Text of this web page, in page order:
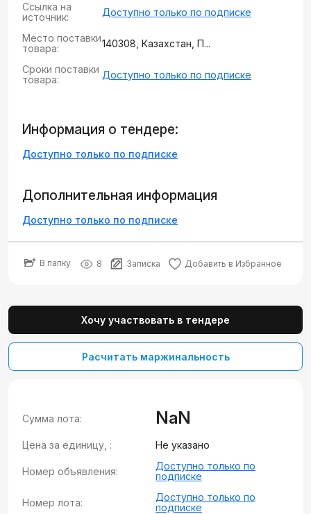
Ссылка на
источник:
Доступно только по подписке
Место поставки
товара:
140308, Казахстан, П...
Сроки поставки
товара:
Доступно только по подписке
Информация о тендере:
Доступно только по подписке
Дополнительная информация
Доступно только по подписке
В папку 8 Записка Добавить в Избранное
Хочу участвовать в тендере
Расчитать маржинальность
Сумма лота: NaN
Цена за единицу, : Не указано
Номер объявления:
Доступно только по
подписке
Номер лота:
Доступно только по
подписке